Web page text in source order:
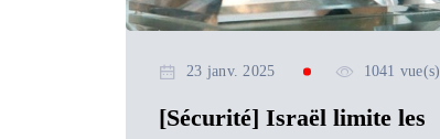
23 janv. 2025 1041 vue(s)
[Sécurité] Israël limite les